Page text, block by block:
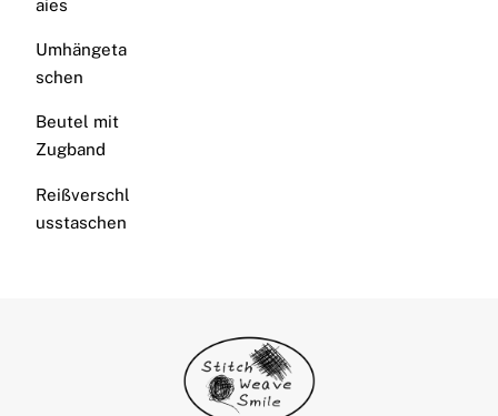
aies
Umhängeta
schen
Beutel mit
Zugband
Reißverschl
usstaschen